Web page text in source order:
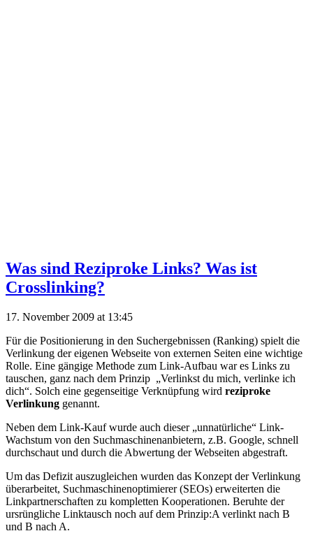
Was sind Reziproke Links? Was ist
Crosslinking?
17. November 2009 at 13:45
Für die Positionierung in den Suchergebnissen (Ranking) spielt die
Verlinkung der eigenen Webseite von externen Seiten eine wichtige
Rolle. Eine gängige Methode zum Link-Aufbau war es Links zu
tauschen, ganz nach dem Prinzip „Verlinkst du mich, verlinke ich
dich“. Solch eine gegenseitige Verknüpfung wird reziproke
Verlinkung genannt.
Neben dem Link-Kauf wurde auch dieser „unnatürliche“ Link-
Wachstum von den Suchmaschinenanbietern, z.B. Google, schnell
durchschaut und durch die Abwertung der Webseiten abgestraft.
Um das Defizit auszugleichen wurden das Konzept der Verlinkung
überarbeitet, Suchmaschinenoptimierer (SEOs) erweiterten die
Linkpartnerschaften zu kompletten Kooperationen. Beruhte der
ursrüngliche Linktausch noch auf dem Prinzip:A verlinkt nach B
und B nach A.